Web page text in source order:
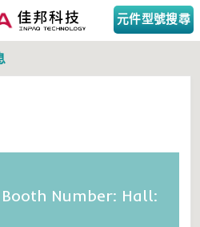
元件型號搜尋
Booth Number: Hall: